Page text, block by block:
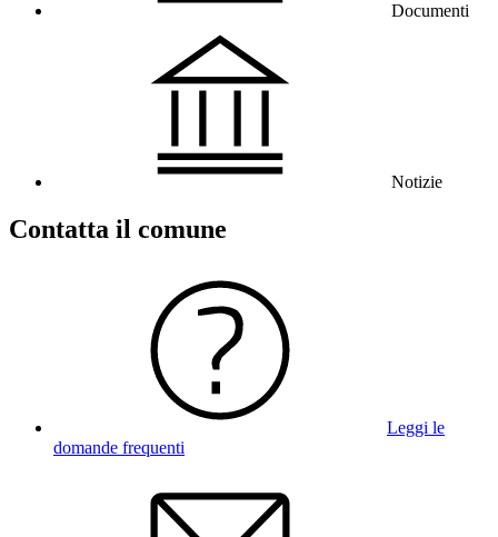
Documenti
Notizie
Contatta il comune
Leggi le
domande frequenti